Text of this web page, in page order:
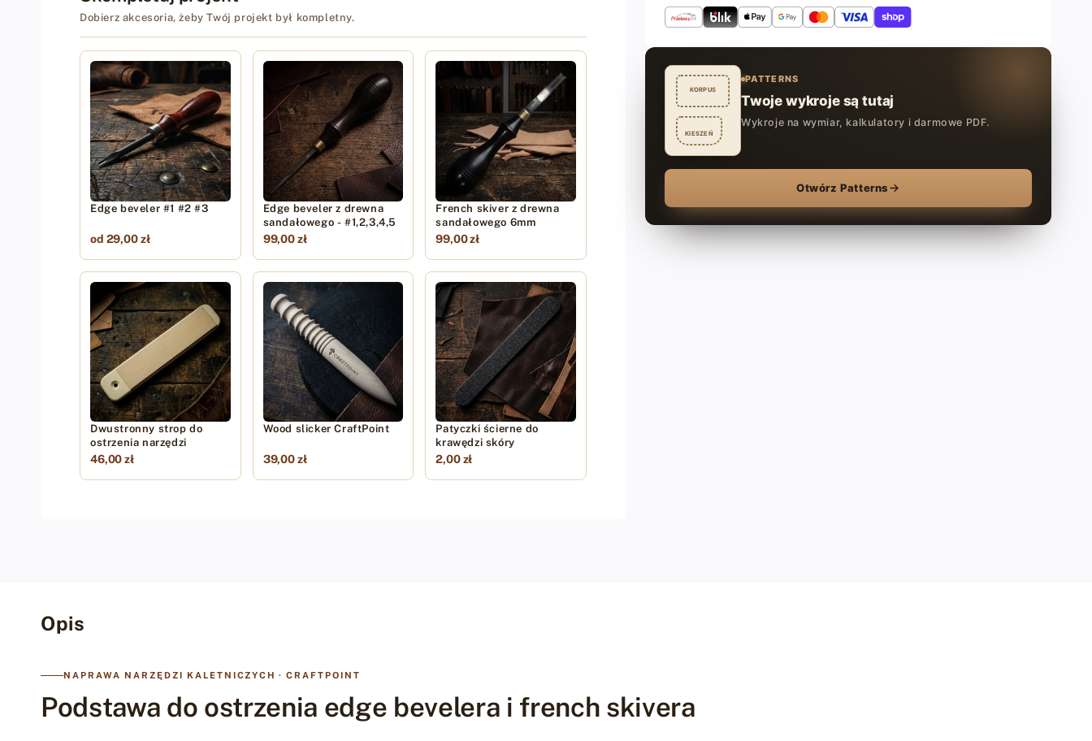
Dobierz akcesoria, żeby Twój projekt był kompletny.
Edge beveler #1 #2 #3
od 29,00 zł
Edge beveler z drewna
sandałowego - #1,2,3,4,5
99,00 zł
French skiver z drewna
sandałowego 6mm
99,00 zł
Dwustronny strop do
ostrzenia narzędzi
46,00 zł
Wood slicker CraftPoint
39,00 zł
Patyczki ścierne do
krawędzi skóry
2,00 zł
KORPUS
KIESZEŃ
PATTERNS
Twoje wykroje są tutaj
Wykroje na wymiar, kalkulatory i darmowe PDF.
Otwórz Patterns
Opis
NAPRAWA NARZĘDZI KALETNICZYCH · CRAFTPOINT
Podstawa do ostrzenia edge bevelera i french skivera